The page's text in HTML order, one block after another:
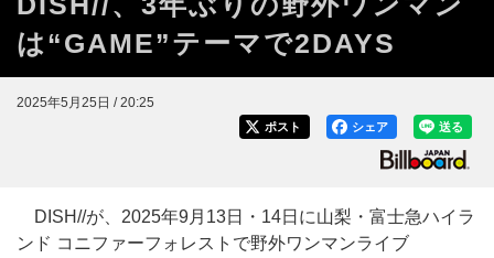
は“GAME”テーマで2DAYS
2025年5月25日 / 20:25
送る
シェア
ポスト
DISH//が、2025年9月13日・14日に山梨・富士急ハイラ
ンド コニファーフォレストで野外ワンマンライブ